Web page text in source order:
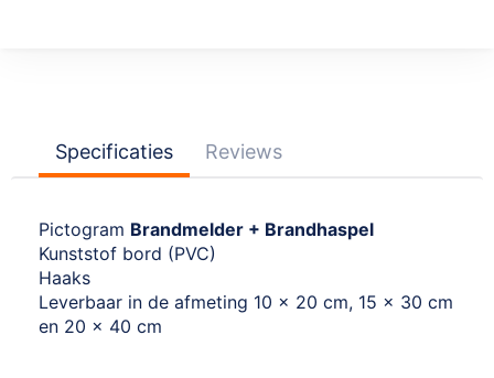
Specificaties Reviews
Pictogram Brandmelder + Brandhaspel
Kunststof bord (PVC)
Haaks
Leverbaar in de afmeting 10 x 20 cm, 15 x 30 cm
en 20 x 40 cm